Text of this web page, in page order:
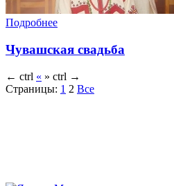
Подробнее
Чувашская свадьба
← ctrl « » ctrl →
Страницы: 1 2 Все